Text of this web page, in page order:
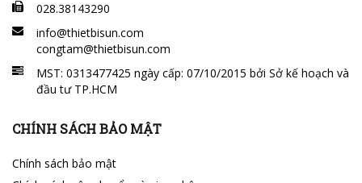
028.38143290
info@thietbisun.com
congtam@thietbisun.com
MST: 0313477425 ngày cấp: 07/10/2015 bởi Sở kế hoạch và
đầu tư TP.HCM
CHÍNH SÁCH BẢO MẬT
Chính sách bảo mật